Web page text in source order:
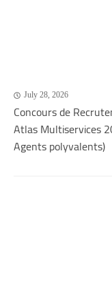
July 28, 2026
Concours de
Atlas Multiservices
Agents polyvalents)